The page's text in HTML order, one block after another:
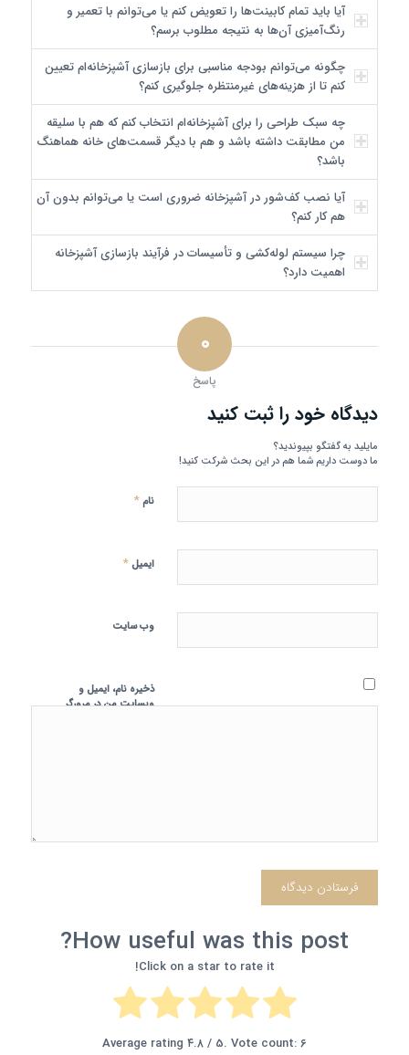
آیا باید تمام کابینت‌ها را تعویض کنم یا می‌توانم با تعمیر و
رنگ‌آمیزی آن‌ها به نتیجه مطلوب برسم؟
چگونه می‌توانم بودجه مناسبی برای بازسازی آشپزخانه‌ام تعیین
کنم تا از هزینه‌های غیرمنتظره جلوگیری کنم؟
چه سبک طراحی را برای آشپزخانه‌ام انتخاب کنم که هم با سلیقه
من مطابقت داشته باشد و هم با دیگر قسمت‌های خانه هماهنگ
باشد؟
آیا نصب کف‌شور در آشپزخانه ضروری است یا می‌توانم بدون آن
هم کار کنم؟
چرا سیستم لوله‌کشی و تأسیسات در فرآیند بازسازی آشپزخانه
اهمیت دارد؟
۰
پاسخ
دیدگاه خود را ثبت کنید
مایلید به گفتگو بپیوندید؟
ما دوست داریم شما هم در این بحث شرکت کنید!
نام*
ایمیل *
وب‌ سایت
ذخیره نام، ایمیل و
وبسایت من در مرورگر
How useful was this post?
Click on a star to rate it!
Average rating ۴.۸/ 5. Vote count:۶